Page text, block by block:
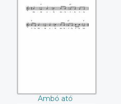
Ambó ató
Ambó ató